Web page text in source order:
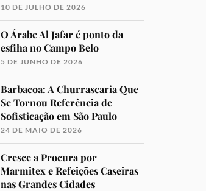
10 DE JULHO DE 2026
O Árabe Al Jafar é ponto da
esfiha no Campo Belo
5 DE JUNHO DE 2026
Barbacoa: A Churrascaria Que
Se Tornou Referência de
Sofisticação em São Paulo
24 DE MAIO DE 2026
Cresce a Procura por
Marmitex e Refeições Caseiras
nas Grandes Cidades